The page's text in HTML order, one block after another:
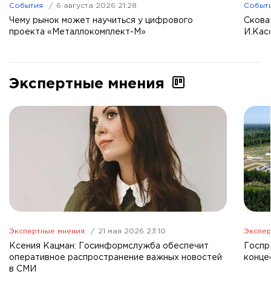
События 6 августа 2026 21:28
Чему рынок может научиться у цифрового
проекта «Металлокомплект-М»
Экспертные мнения
Экспертные мнения 21 мая 2026 23:10
Ксения Кацман: Госинформслужба обеспечит
оперативное распространение важных новостей
в СМИ